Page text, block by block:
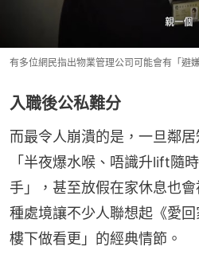
有多位網民指出物業管理公司可能會有「避
入職後公私難分
而最令人崩潰的是，一旦鄰
「半夜爆水喉、唔識升lift隨
手」，甚至放假在家休息也
種處境讓不少人聯想起《愛
樓下做看更」的經典情節。